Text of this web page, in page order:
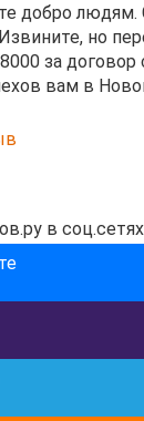
добро людям.
но
за
вам в
в